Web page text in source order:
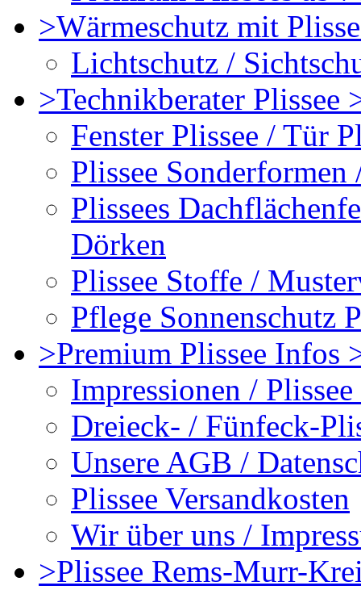
>Wärmeschutz mit
Lichtschutz /
>Technikberater Plissee
Fenster Plissee / Tür
Plissee Sonderformen
Plissees
Dörken
Plissee Stoffe /
Pflege Sonnenschutz
>Premium Plissee Infos
Impressionen /
Dreieck- / Fünfeck-
Unsere AGB /
Plissee Versandkosten
Wir über uns /
>Plissee Rems-Murr-